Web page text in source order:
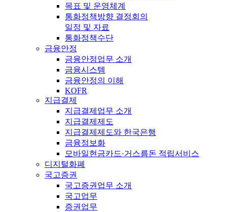
목표 및 운영체계
통화정책방향 결정회의
일정 및 자료
통화정책수단
금융안정
금융안정업무 소개
금융시스템
금융안정의 이해
KOFR
지급결제
지급결제업무 소개
지급결제제도
지급결제제도와 한국은행
금융정보화
모바일현금카드·거스름돈 적립서비스
디지털화폐
국고증권
국고증권업무 소개
국고업무
증권업무